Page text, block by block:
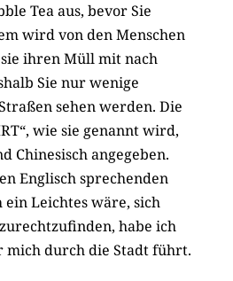
Tea aus, bevor Sie
wird von den Menschen
ihren Müll mit nach
Sie nur wenige
sehen werden. Die
wie sie genannt wird,
Chinesisch angegeben.
Englisch sprechenden
Leichtes wäre, sich
habe ich
mich durch die Stadt führt.